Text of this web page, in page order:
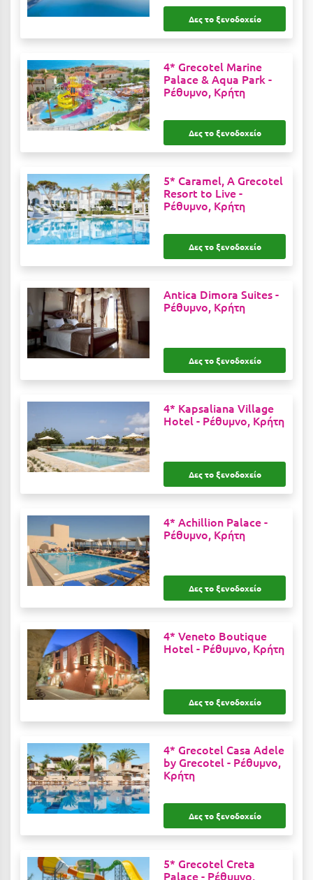
Κύπρος
Λαγκάδια
Λακόπετρα Αχαΐας
Λακωνία
Λασίθι
Λεπτοκαρυά
Λέσβος
Λίμνη Πλαστήρα
Λιτόχωρο
Λούτσα
Μαραθώνας Αττικής
Μαρώνεια
Μεθώνη
Μεσολόγγι
Μεσσηνία
Μετέωρα
Μέτσοβο
Μήλος
Μονεμβασιά
Μουζάκι
Μπαλί Κρήτης
Δες το ξενοδοχείο
4* Grecotel Marine
Palace & Aqua Park -
Ρέθυμνο, Κρήτη
Δες το ξενοδοχείο
5* Caramel, A Grecotel
Resort to Live -
Ρέθυμνο, Κρήτη
Δες το ξενοδοχείο
Antica Dimora Suites -
Ρέθυμνο, Κρήτη
Δες το ξενοδοχείο
4* Kapsaliana Village
Hotel - Ρέθυμνο, Κρήτη
Δες το ξενοδοχείο
4* Achillion Palace -
Ρέθυμνο, Κρήτη
Δες το ξενοδοχείο
4* Veneto Boutique
Hotel - Ρέθυμνο, Κρήτη
Δες το ξενοδοχείο
4* Grecotel Casa Adele
by Grecotel - Ρέθυμνο,
Κρήτη
Δες το ξενοδοχείο
5* Grecotel Creta
Palace - Ρέθυμνο,